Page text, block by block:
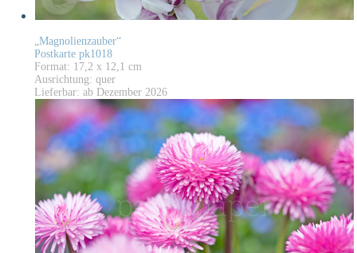
„Magnolienzauber“
Postkarte pk1018
Format: 17,2 x 12,1 cm
Ausrichtung: quer
Lieferbar: ab Dezember 2026